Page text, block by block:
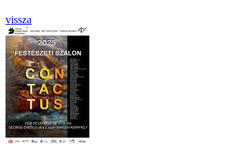
vissza